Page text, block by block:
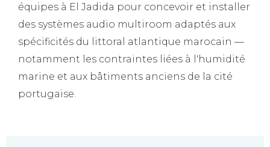
équipes à El Jadida pour concevoir et installer
des systèmes audio multiroom adaptés aux
spécificités du littoral atlantique marocain —
notamment les contraintes liées à l'humidité
marine et aux bâtiments anciens de la cité
portugaise.